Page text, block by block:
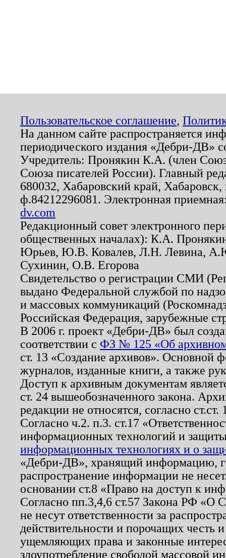
Пользовательское соглашение,
На данном сайте распространяется
периодического издания «Дебри-ДВ»
Учредитель: Пронякин К.А. (член
Союза писателей России). Главный
680032, Хабаровский край,
ф.84212296081. Электронная
dv.com
Редакционный совет электронного
общественных началах): К.А.
Юрьев, Ю.В. Ковалев, Л.Н. Левина,
Сухинин, О.В. Егорова
Свидетельство о регистрации СМИ
выдано Федеральной службой по
и массовых коммуникаций
Российская Федерация, зарубежные
В 2006 г. проект «Дебри-ДВ» был
соответствии с ФЗ № 125 «Об
ст. 13 «Создание архивов». Основной
журналов, изданные книги, а также
Доступ к архивным документам
ст. 24 вышеобозначенного закона.
редакции не относятся, согласно
Согласно ч.2. п.3. ст.17
информационных технологий и
информационных технологиях и о
«Дебри-ДВ», хранящий информацию,
распространение информации не
основании ст.8 «Право на доступ к
Согласно пп.3,4,6 ст.57 Закона РФ «О
не несут ответственности за
действительности и порочащих честь
ущемляющих права и законные
злоупотребление свободой массовой